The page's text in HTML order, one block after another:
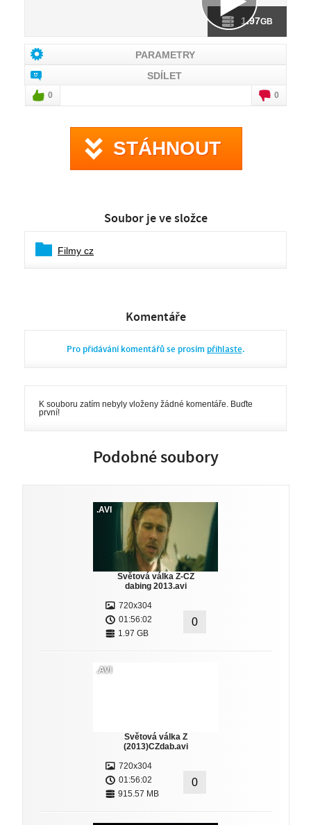
1.97GB
PARAMETRY
SDÍLET
0 0
STÁHNOUT
Soubor je ve složce
Filmy cz
Komentáře
Pro přidávání komentářů se prosím přihlaste.
K souboru zatím nebyly vloženy žádné komentáře. Buďte
první!
Podobné soubory
.AVI
Světová válka Z-CZ
dabing 2013.avi
720x304
01:56:02
1.97 GB
0
.AVI
Světová válka Z
(2013)CZdab.avi
720x304
01:56:02
915.57 MB
0